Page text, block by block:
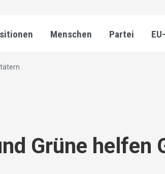
Menschen Partei
Grüne helfen